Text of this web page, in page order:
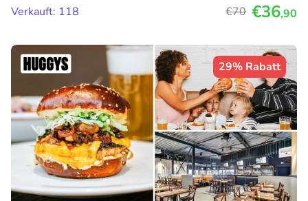
Verkauft: 118
€70 €36,90
29% Rabatt